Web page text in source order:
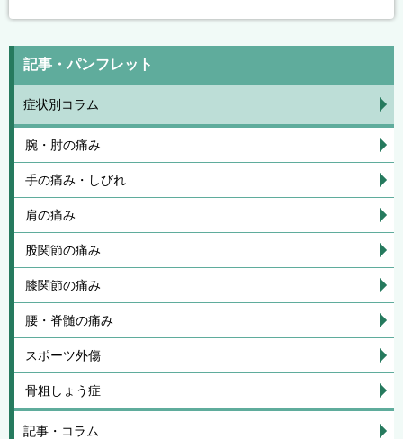
記事・パンフレット
症状別コラム
腕・肘の痛み
手の痛み・しびれ
肩の痛み
股関節の痛み
膝関節の痛み
腰・脊髄の痛み
スポーツ外傷
骨粗しょう症
記事・コラム